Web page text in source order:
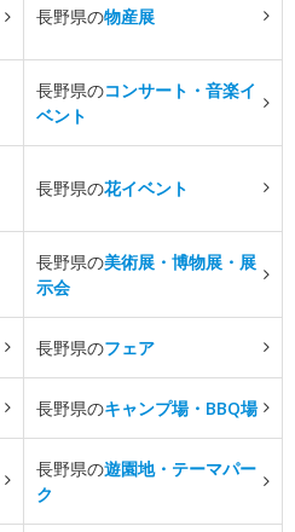
長野県の物産展
長野県のコンサート・音楽イ
ベント
長野県の花イベント
長野県の美術展・博物展・展
示会
長野県のフェア
長野県のキャンプ場・BBQ場
長野県の遊園地・テーマパー
ク